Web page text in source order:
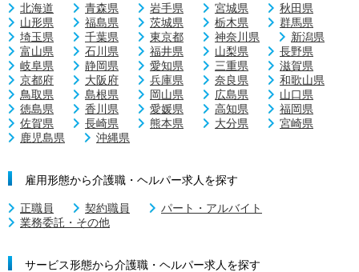
北海道 青森県 岩手県 宮城県
秋田県
山形県
福島県 茨城県 栃木県
群馬県
埼玉県
千葉県 東京都 神奈川県
新潟県
富山県
石川県 福井県 山梨県
長野県
岐阜県
静岡県 愛知県 三重県
滋賀県
京都府
大阪府 兵庫県 奈良県
和歌山県
鳥取県
島根県 岡山県 広島県
山口県
徳島県
香川県 愛媛県 高知県
福岡県
佐賀県
長崎県 熊本県 大分県
宮崎県
鹿児島県
沖縄県
雇用形態から介護職・ヘルパー求人を探す
正職員 契約職員
パート・アルバイト
業務委託・その他
サービス形態から介護職・ヘルパー求人を探す